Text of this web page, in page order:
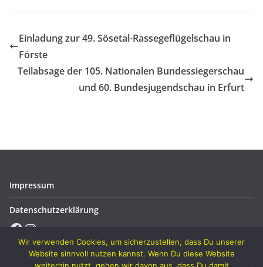
Einladung zur 49. Sösetal-Rassegeflügelschau in
Förste
Teilabsage der 105. Nationalen Bundessiegerschau
und 60. Bundesjugendschau in Erfurt
Impressum
Datenschutzerklärung
Facebook
Instagram
Wir verwenden Cookies, um sicherzustellen, dass Du unserer
Website sinnvoll nutzen kannst. Wenn Du diese Website